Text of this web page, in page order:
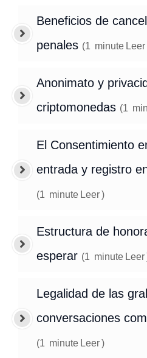
Beneficios de
penales (1 minute Leer
Anonimato y
criptomonedas (1
El Consentimiento
entrada y registro
(1 minute Leer)
Estructura de
esperar (1 minute Leer
Legalidad de las
conversaciones
(1 minute Leer)